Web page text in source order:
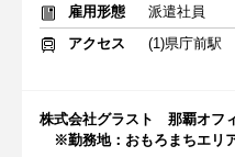
雇用形態
派遣社員
アクセス
(1)県庁前駅
株式会社グラスト 那覇オフ
※勤務地：おもろまちエリ